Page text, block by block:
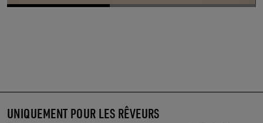
UNIQUEMENT POUR LES RÊVEURS